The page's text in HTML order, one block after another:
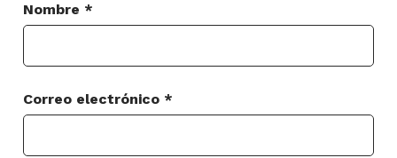
Nombre *
Correo electrónico *